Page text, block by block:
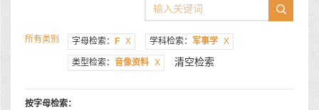
所有类别 字母检索： F X 学科检索： 军事学 X
类型检索： 音像资料 X 清空检索
按字母检索：